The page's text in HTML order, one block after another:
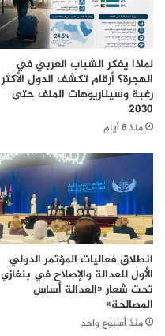
لماذا يفكر الشباب العربي في
الهجرة؟ أرقام تكشف الدول الأكثر
رغبة وسيناريوهات الملف حتى
2030
منذ 6 أيام
انطلاق فعاليات المؤتمر الدولي
الأول للعدالة والإصلاح في بنغازي
تحت شعار «العدالة أساس
المصالحة»
منذ أسبوع واحد